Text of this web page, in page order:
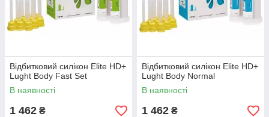
Відбитковий силікон Elite HD+
Lught Body Fast Set
В наявності
1 462 ₴
Відбитковий силікон Elite HD+
Lught Body Normal
В наявності
1 462 ₴